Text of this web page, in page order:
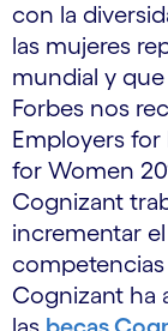
con la
las mujeres
mundial y
Forbes nos
Employers for
for Women
Cognizant
incrementar
competencias
Cognizant ha